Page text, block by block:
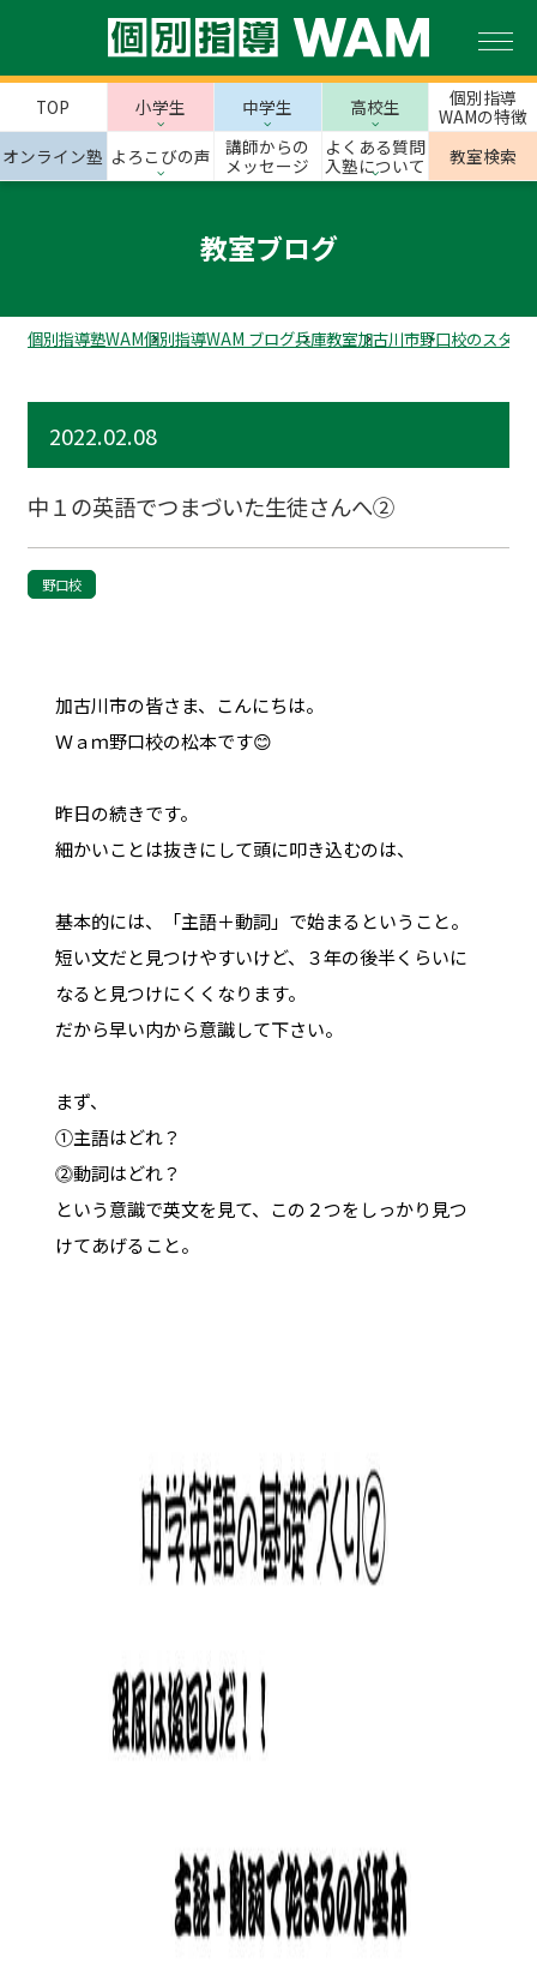
TOP 小学生 中学生 高校生
個別指導
WAMの特徴
オンライン塾 よろこびの声
講師からの
メッセージ
よくある質問
入塾について
教室検索
教室ブログ
個別指導塾WAM個別指導WAM ブログ兵庫教室加古川市野口校のスタッ
2022.02.08
中１の英語でつまづいた生徒さんへ②
野口校
加古川市の皆さま、こんにちは。
Ｗａｍ野口校の松本です😊
昨日の続きです。
細かいことは抜きにして頭に叩き込むのは、
基本的には、「主語＋動詞」で始まるということ。
短い文だと見つけやすいけど、３年の後半くらいに
なると見つけにくくなります。
だから早い内から意識して下さい。
まず、
①主語はどれ？
⓶動詞はどれ？
という意識で英文を見て、この２つをしっかり見つ
けてあげること。